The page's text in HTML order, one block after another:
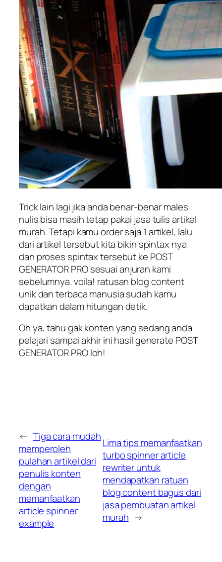
Trick lain lagi jika anda benar-benar males
nulis bisa masih tetap pakai jasa tulis artikel
murah. Tetapi kamu order saja 1 artikel, lalu
dari artikel tersebut kita bikin spintax nya
dan proses spintax tersebut ke POST
GENERATOR PRO sesuai anjuran kami
sebelumnya. voila! ratusan blog content
unik dan terbaca manusia sudah kamu
dapatkan dalam hitungan detik.
Oh ya, tahu gak konten yang sedang anda
pelajari sampai akhir ini hasil generate POST
GENERATOR PRO loh!
← Tiga cara mudah
memperoleh
pulahan artikel dari
penulis konten
dengan
memanfaatkan
article spinner
example
Lima tips memanfaatkan
turbo spinner article
rewriter untuk
mendapatkan ratuan
blog content bagus dari
jasa pembuatan artikel
murah →